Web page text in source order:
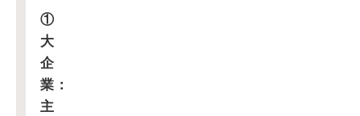
①
大
企
業：
主